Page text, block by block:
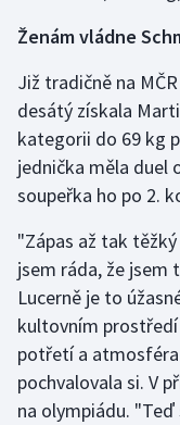
Triatlon
Veslování
Vodní slalom
Volejbal
Ostatní
Ženám vládne
Již tradičně na
desátý získala
kategorii do 69 kg
jednička měla duel
soupeřka ho po 2.
"Zápas až tak
jsem ráda, že jsem
Lucerně je to
kultovním
potřetí a atmosféra
pochvalovala si. V
na olympiádu.